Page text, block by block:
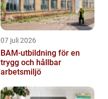
07 juli 2026
BAM-utbildning för en
trygg och hållbar
arbetsmiljö